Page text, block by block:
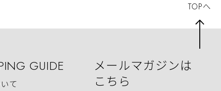
GUIDE
て
メールマガジンは
こちら
TOPへ